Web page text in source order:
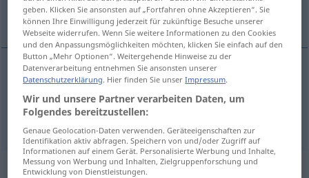
inferior, de mínima calidad
inferior minderwertig
demínimacalidad minderwertig
Synonyme für "minderwertig"
geben. Klicken Sie ansonsten auf „Fortfahren ohne Akzeptieren“. Sie
können Ihre Einwilligung jederzeit für zukünftige Besuche unserer
Webseite widerrufen. Wenn Sie weitere Informationen zu den Cookies
und den Anpassungsmöglichkeiten möchten, klicken Sie einfach auf den
Button „Mehr Optionen“. Weitergehende Hinweise zu der
Datenverarbeitung entnehmen Sie ansonsten unserer
Datenschutzerklärung. Hier finden Sie unserImpressum.
Wir und unsere Partner verarbeiten Daten, um
Folgendes bereitzustellen:
Genaue Geolocation-Daten verwenden. Geräteeigenschaften zur
Identifikation aktiv abfragen. Speichern von und/oder Zugriff auf
Informationen auf einem Gerät. Personalisierte Werbung und Inhalte,
Messung von Werbung und Inhalten, Zielgruppenforschung und
Entwicklung von Dienstleistungen.